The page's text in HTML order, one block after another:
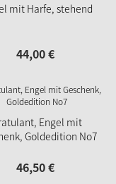
mit Harfe, stehend
44,00€
Engel mit
Goldedition No7
46,50€